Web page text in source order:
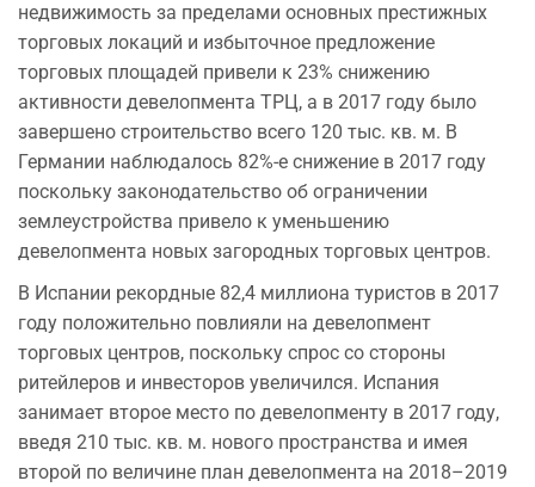
недвижимость за пределами основных престижных
торговых локаций и избыточное предложение
торговых площадей привели к 23% снижению
активности девелопмента ТРЦ, а в 2017 году было
завершено строительство всего 120 тыс. кв. м. В
Германии наблюдалось 82%-е снижение в 2017 году
поскольку законодательство об ограничении
землеустройства привело к уменьшению
девелопмента новых загородных торговых центров.
В Испании рекордные 82,4 миллиона туристов в 2017
году положительно повлияли на девелопмент
торговых центров, поскольку спрос со стороны
ритейлеров и инвесторов увеличился. Испания
занимает второе место по девелопменту в 2017 году,
введя 210 тыс. кв. м. нового пространства и имея
второй по величине план девелопмента на 2018–2019